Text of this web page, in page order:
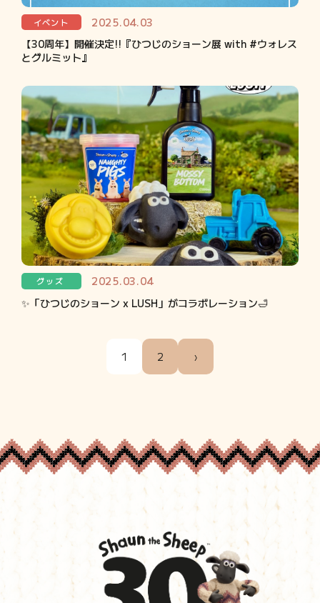
イベント
2025.04.03
【30周年】開催決定!!『ひつじのショーン展 with #ウォレス
とグルミット』
グッズ
2025.03.04
✨「ひつじのショーン x LUSH」がコラボレーション🛁
1 2 ›